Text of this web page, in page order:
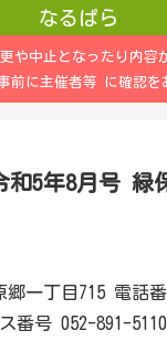
なるぱら
や中止となったり内容
前に主催者等 に確認を
和5年8月号 緑
郷一丁目715 電話
番号 052-891-5110